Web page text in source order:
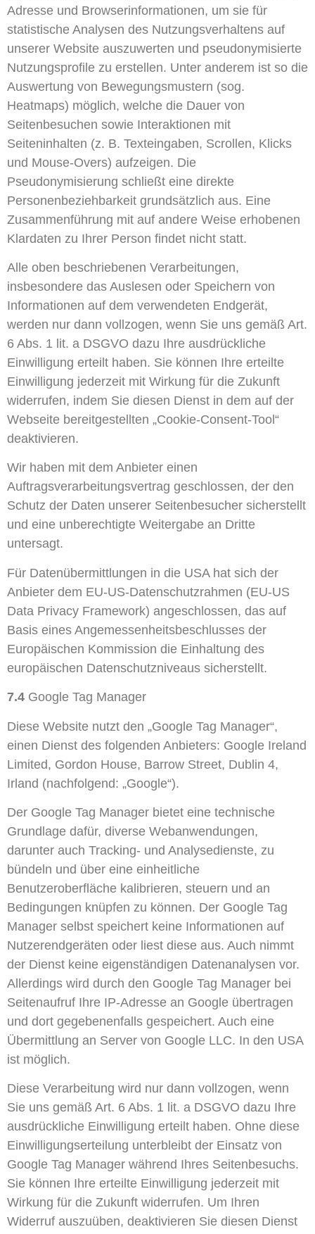
Adresse und Browserinformationen, um sie für
statistische Analysen des Nutzungsverhaltens auf
unserer Website auszuwerten und pseudonymisierte
Nutzungsprofile zu erstellen. Unter anderem ist so die
Auswertung von Bewegungsmustern (sog.
Heatmaps) möglich, welche die Dauer von
Seitenbesuchen sowie Interaktionen mit
Seiteninhalten (z. B. Texteingaben, Scrollen, Klicks
und Mouse-Overs) aufzeigen. Die
Pseudonymisierung schließt eine direkte
Personenbeziehbarkeit grundsätzlich aus. Eine
Zusammenführung mit auf andere Weise erhobenen
Klardaten zu Ihrer Person findet nicht statt.
Alle oben beschriebenen Verarbeitungen,
insbesondere das Auslesen oder Speichern von
Informationen auf dem verwendeten Endgerät,
werden nur dann vollzogen, wenn Sie uns gemäß Art.
6 Abs. 1 lit. a DSGVO dazu Ihre ausdrückliche
Einwilligung erteilt haben. Sie können Ihre erteilte
Einwilligung jederzeit mit Wirkung für die Zukunft
widerrufen, indem Sie diesen Dienst in dem auf der
Webseite bereitgestellten „Cookie-Consent-Tool“
deaktivieren.
Wir haben mit dem Anbieter einen
Auftragsverarbeitungsvertrag geschlossen, der den
Schutz der Daten unserer Seitenbesucher sicherstellt
und eine unberechtigte Weitergabe an Dritte
untersagt.
Für Datenübermittlungen in die USA hat sich der
Anbieter dem EU-US-Datenschutzrahmen (EU-US
Data Privacy Framework) angeschlossen, das auf
Basis eines Angemessenheitsbeschlusses der
Europäischen Kommission die Einhaltung des
europäischen Datenschutzniveaus sicherstellt.
7.4 Google Tag Manager
Diese Website nutzt den „Google Tag Manager“,
einen Dienst des folgenden Anbieters: Google Ireland
Limited, Gordon House, Barrow Street, Dublin 4,
Irland (nachfolgend: „Google“).
Der Google Tag Manager bietet eine technische
Grundlage dafür, diverse Webanwendungen,
darunter auch Tracking- und Analysedienste, zu
bündeln und über eine einheitliche
Benutzeroberfläche kalibrieren, steuern und an
Bedingungen knüpfen zu können. Der Google Tag
Manager selbst speichert keine Informationen auf
Nutzerendgeräten oder liest diese aus. Auch nimmt
der Dienst keine eigenständigen Datenanalysen vor.
Allerdings wird durch den Google Tag Manager bei
Seitenaufruf Ihre IP-Adresse an Google übertragen
und dort gegebenenfalls gespeichert. Auch eine
Übermittlung an Server von Google LLC. In den USA
ist möglich.
Diese Verarbeitung wird nur dann vollzogen, wenn
Sie uns gemäß Art. 6 Abs. 1 lit. a DSGVO dazu Ihre
ausdrückliche Einwilligung erteilt haben. Ohne diese
Einwilligungserteilung unterbleibt der Einsatz von
Google Tag Manager während Ihres Seitenbesuchs.
Sie können Ihre erteilte Einwilligung jederzeit mit
Wirkung für die Zukunft widerrufen. Um Ihren
Widerruf auszuüben, deaktivieren Sie diesen Dienst